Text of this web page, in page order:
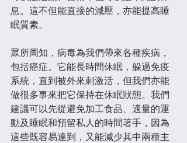
息。這不但能直接的減壓，亦能提高睡
眠質素。
眾所周知，病毒為我們帶來各種疾病，
包括癌症。它能長時間休眠，躲過免疫
系統，直到被外來剌激活，但我們亦能
做很多事來把它保持在休眠狀態。我們
建議可以先從避免加工食品、適量的運
動及睡眠和預留私人的時間著手，因為
這些既容易達到，又能減少其中兩種主